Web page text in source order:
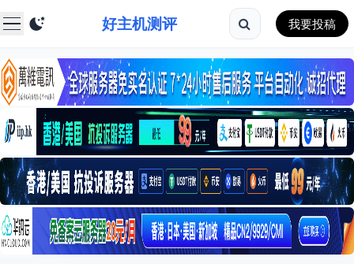
好主机测评 我要投稿